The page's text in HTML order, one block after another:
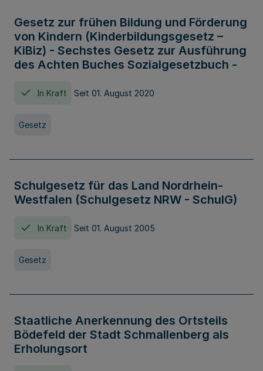
Gesetz zur frühen Bildung und Förderung
von Kindern (Kinderbildungsgesetz –
KiBiz) - Sechstes Gesetz zur Ausführung
des Achten Buches Sozialgesetzbuch -
In Kraft Seit 01. August 2020
Gesetz
Schulgesetz für das Land Nordrhein-
Westfalen (Schulgesetz NRW - SchulG)
In Kraft Seit 01. August 2005
Gesetz
Staatliche Anerkennung des Ortsteils
Bödefeld der Stadt Schmallenberg als
Erholungsort